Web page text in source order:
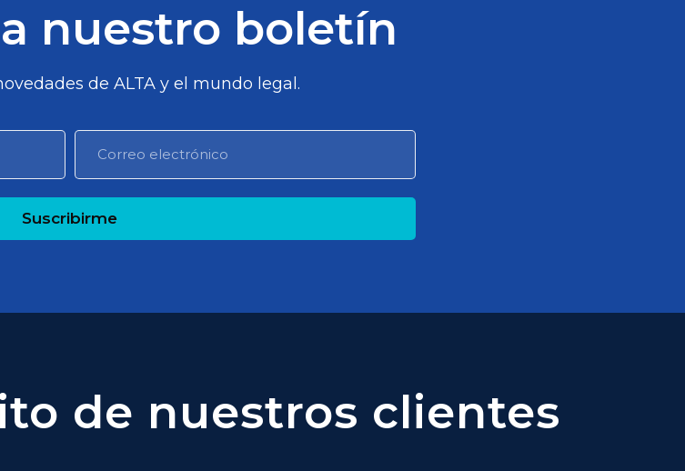
nuestro boletín
de ALTA y el mundo legal.
Suscribirme
de nuestros clientes